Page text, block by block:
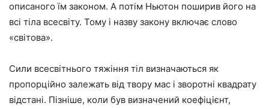
описаного їм законом. А потім Ньютон поширив його на
всі тіла всесвіту. Тому і назву закону включає слово
«світова».
Сили всесвітнього тяжіння тіл визначаються як
пропорційно залежать від твору мас і зворотні квадрату
відстані. Пізніше, коли був визначений коефіцієнт,